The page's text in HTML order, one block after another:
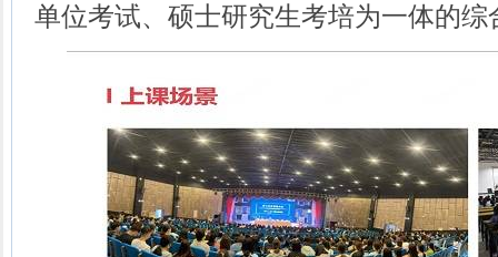
单位考试、硕士研究生考培为一体的